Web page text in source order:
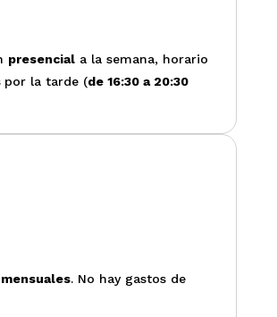
presenciala la semana, horario
por la tarde (de 16:30 a 20:30
. No hay gastos de